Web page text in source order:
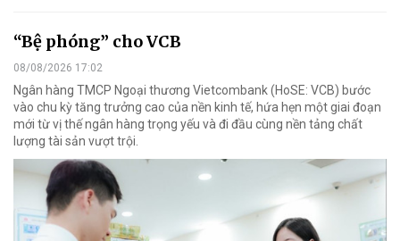
“Bệ phóng” cho VCB
08/08/2026 17:02
Ngân hàng TMCP Ngoại thương Vietcombank (HoSE: VCB) bước
vào chu kỳ tăng trưởng cao của nền kinh tế, hứa hẹn một giai đoạn
mới từ vị thế ngân hàng trọng yếu và đi đầu cùng nền tảng chất
lượng tài sản vượt trội.